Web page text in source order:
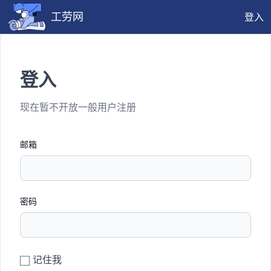
工劳网 登入
登入
现在暂不开放一般用户注册
邮箱
密码
记住我